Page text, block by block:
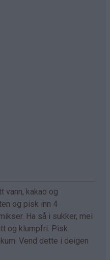
vann, kakao og
og pisk inn 4
Ha så i sukker, mel
og klumpfri. Pisk
Vend dette i deigen